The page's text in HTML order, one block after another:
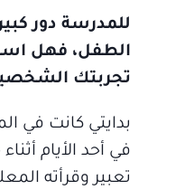
للمدرسة دور
الطفل، فهل
تجربتك
بدايتي كانت في
في أحد الأيام
تعبير وقرأته